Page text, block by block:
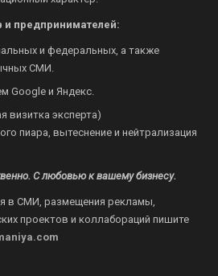
предпринимателей:
и федеральных, а также
СМИ.
Google и Яндекс.
визитка эксперта)
пиара, вытеснение и нейтрализация
С любовью к вашему бизнесу.
в СМИ, размещения рекламы,
проектов и коллабораций пишите